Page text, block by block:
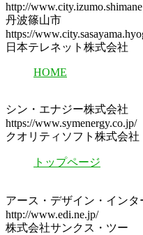
http://
丹波篠山市
https://
日本テレネット株式会社
HOME
シン・エナジー株式会社
https://www.symenergy.co.jp/
クオリティソフト株式会社
トップページ
アース・デザイン・イン
http://www.edi.ne.jp/
株式会社サンクス・ツー